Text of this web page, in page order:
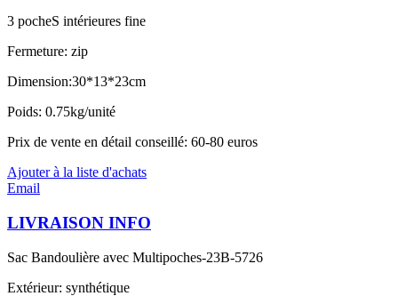
3 pocheS intérieures fine
Fermeture: zip
Dimension:30*13*23cm
Poids: 0.75kg/unité
Prix de vente en détail conseillé: 60-80 euros
Ajouter à la liste d'achats
Email
LIVRAISON INFO
Sac Bandoulière avec Multipoches-23B-5726
Extérieur: synthétique